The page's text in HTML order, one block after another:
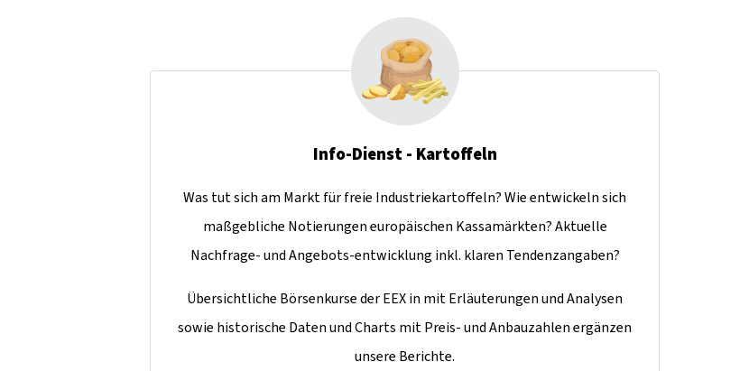
Info-Dienst - Kartoffeln
Was tut sich am Markt für freie Industriekartoffeln? Wie entwickeln sich
maßgebliche Notierungen europäischen Kassamärkten? Aktuelle
Nachfrage- und Angebots-entwicklung inkl. klaren Tendenzangaben?
Übersichtliche Börsenkurse der EEX in mit Erläuterungen und Analysen
sowie historische Daten und Charts mit Preis- und Anbauzahlen ergänzen
unsere Berichte.